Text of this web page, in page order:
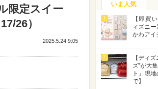
限定スイー
26）
2025.5.24 9:05
いま人気
1
【即買
ィズニ
かわアイ
2
【ディ
ズ”が大
ト」現
で】